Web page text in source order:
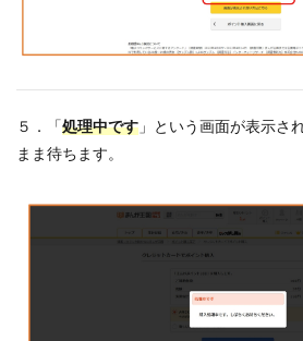
５．「処理中です 」という画面が表示さ
まま待ちます。